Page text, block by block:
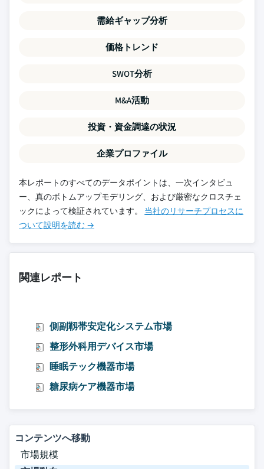
需給ギャップ分析
価格トレンド
SWOT分析
M&A活動
投資・資金調達の状況
企業プロファイル
本レポートのすべてのデータポイントは、一次インタビュ
ー、真のボトムアップモデリング、および厳密なクロスチェ
ックによって検証されています。 当社のリサーチプロセスに
ついて設明を読む →
関連レポート
側副靱帯安定化システム市場
整形外科用デバイス市場
睡眠テック機器市場
糖尿病ケア機器市場
コンテンツへ移動
市場規模